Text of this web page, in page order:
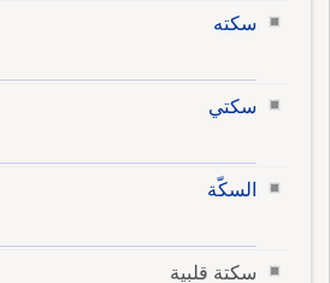
سكته
سكتي
السكّة
سكتة قلبية